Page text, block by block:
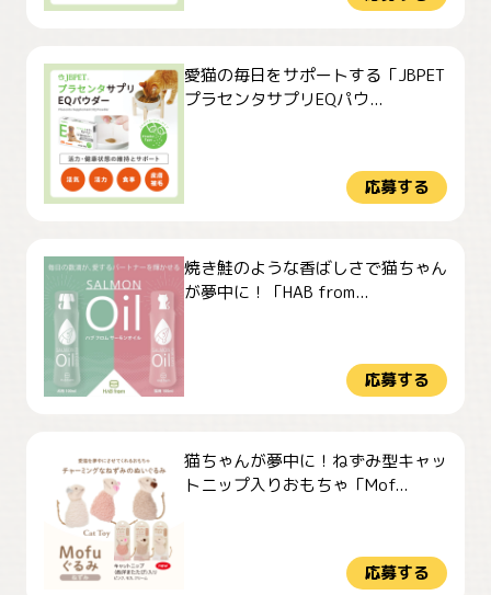
愛猫の毎日をサポートする「JBPET
プラセンタサプリEQパウ...
応募する
焼き鮭のような香ばしさで猫ちゃん
が夢中に！「HAB from...
応募する
猫ちゃんが夢中に！ねずみ型キャッ
トニップ入りおもちゃ「Mof...
応募する